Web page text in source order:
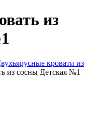
из
кровати из
из сосны Детская №1